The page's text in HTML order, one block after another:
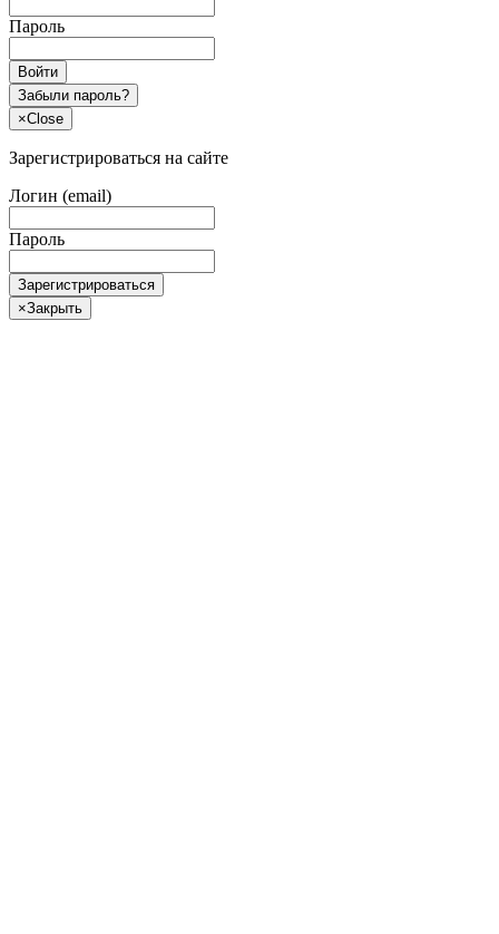
Пароль
Войти
Забыли пароль?
×Close
Зарегистрироваться на сайте
Логин (email)
Пароль
Зарегистрироваться
×Закрыть